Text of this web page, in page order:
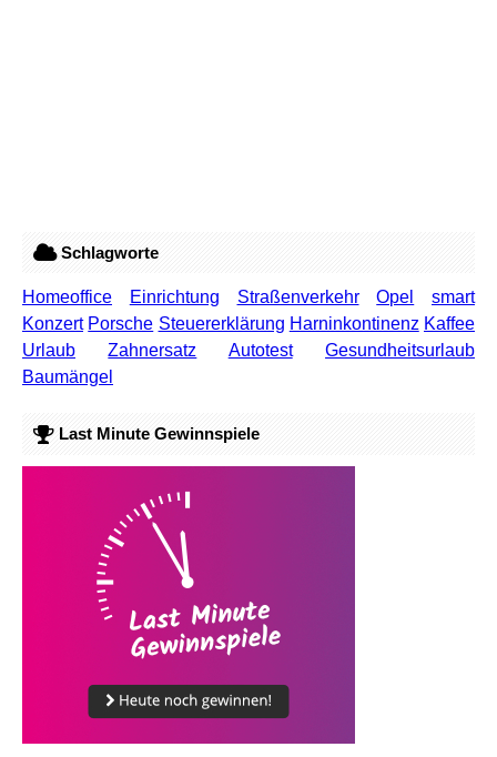
Schlagworte
Homeoffice Einrichtung Straßenverkehr Opel
smart
Konzert Porsche Steuererklärung Harninkontinenz Kaffee
Urlaub
Zahnersatz Autotest
Gesundheitsurlaub
Baumängel
Last Minute Gewinnspiele